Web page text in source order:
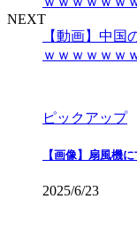
NEXT
【動画】中国
ｗｗｗｗｗｗ
ピックアップ
【画像】扇風機
2025/6/23